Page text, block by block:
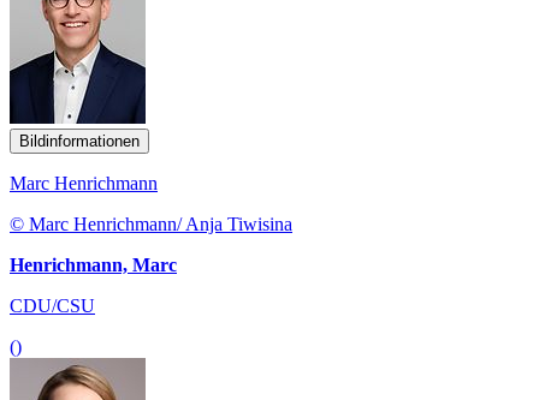
Bildinformationen
Marc Henrichmann
© Marc Henrichmann/ Anja Tiwisina
Henrichmann, Marc
CDU/CSU
()